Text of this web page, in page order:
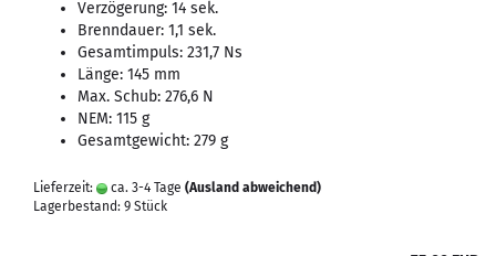
Verzögerung: 14 sek.
Brenndauer: 1,1 sek.
Gesamtimpuls: 231,7 Ns
Länge: 145 mm
Max. Schub: 276,6 N
NEM: 115 g
Gesamtgewicht: 279 g
Lieferzeit: ca. 3-4 Tage (Ausland abweichend)
Lagerbestand: 9 Stück